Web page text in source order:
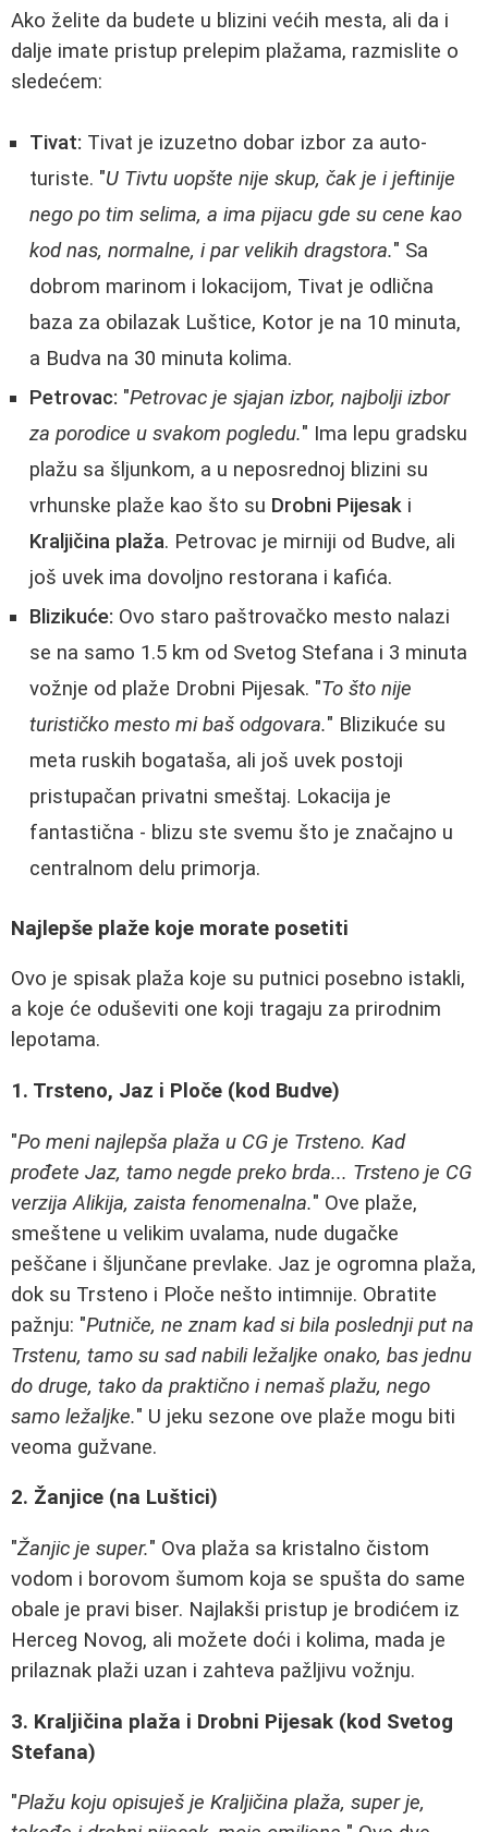
Ako želite da budete u blizini većih mesta, ali da i
dalje imate pristup prelepim plažama, razmislite o
sledećem:
Tivat: Tivat je izuzetno dobar izbor za auto-
turiste. "U Tivtu uopšte nije skup, čak je i jeftinije
nego po tim selima, a ima pijacu gde su cene kao
kod nas, normalne, i par velikih dragstora." Sa
dobrom marinom i lokacijom, Tivat je odlična
baza za obilazak Luštice, Kotor je na 10 minuta,
a Budva na 30 minuta kolima.
Petrovac: "Petrovac je sjajan izbor, najbolji izbor
za porodice u svakom pogledu." Ima lepu gradsku
plažu sa šljunkom, a u neposrednoj blizini su
vrhunske plaže kao što su Drobni Pijesak i
Kraljičina plaža. Petrovac je mirniji od Budve, ali
još uvek ima dovoljno restorana i kafića.
Blizikuće: Ovo staro paštrovačko mesto nalazi
se na samo 1.5 km od Svetog Stefana i 3 minuta
vožnje od plaže Drobni Pijesak. "To što nije
turističko mesto mi baš odgovara." Blizikuće su
meta ruskih bogataša, ali još uvek postoji
pristupačan privatni smeštaj. Lokacija je
fantastična - blizu ste svemu što je značajno u
centralnom delu primorja.
Najlepše plaže koje morate posetiti
Ovo je spisak plaža koje su putnici posebno istakli,
a koje će oduševiti one koji tragaju za prirodnim
lepotama.
1. Trsteno, Jaz i Ploče (kod Budve)
"Po meni najlepša plaža u CG je Trsteno. Kad
prođete Jaz, tamo negde preko brda... Trsteno je CG
verzija Alikija, zaista fenomenalna." Ove plaže,
smeštene u velikim uvalama, nude dugačke
peščane i šljunčane prevlake. Jaz je ogromna plaža,
dok su Trsteno i Ploče nešto intimnije. Obratite
pažnju: "Putniče, ne znam kad si bila poslednji put na
Trstenu, tamo su sad nabili ležaljke onako, bas jednu
do druge, tako da praktično i nemaš plažu, nego
samo ležaljke." U jeku sezone ove plaže mogu biti
veoma gužvane.
2. Žanjice (na Luštici)
"Žanjic je super." Ova plaža sa kristalno čistom
vodom i borovom šumom koja se spušta do same
obale je pravi biser. Najlakši pristup je brodićem iz
Herceg Novog, ali možete doći i kolima, mada je
prilaznak plaži uzan i zahteva pažljivu vožnju.
3. Kraljičina plaža i Drobni Pijesak (kod Svetog
Stefana)
"Plažu koju opisuješ je Kraljičina plaža, super je,